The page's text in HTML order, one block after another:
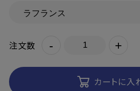
注文数 - +
カートに入